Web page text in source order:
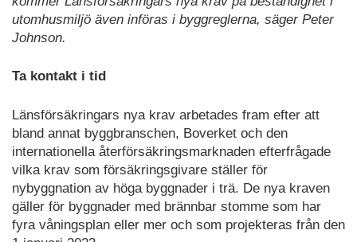
utomhusmiljö även införas i byggreglerna, säger Peter
Johnson.
Ta kontakt i tid
Länsförsäkringars nya krav arbetades fram efter att
bland annat byggbranschen, Boverket och den
internationella återförsäkringsmarknaden efterfrågade
vilka krav som försäkringsgivare ställer för
nybyggnation av höga byggnader i trä. De nya kraven
gäller för byggnader med brännbar stomme som har
fyra våningsplan eller mer och som projekteras från den